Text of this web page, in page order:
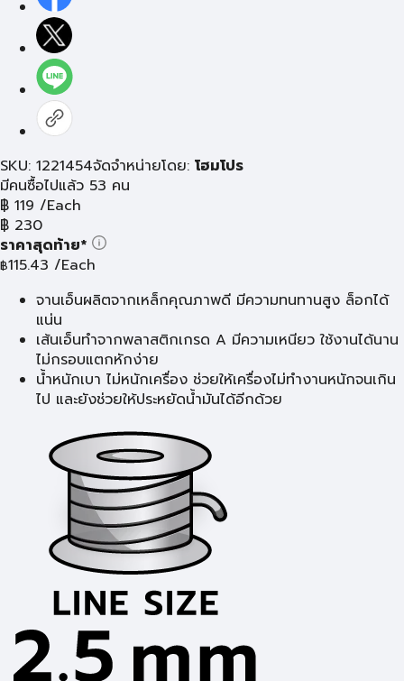
SKU: 1221454จัดจำหน่ายโดย: โฮมโปร
มีคนซื้อไปแล้ว 53 คน
฿ 119 /Each
฿ 230
ราคาสุดท้าย*
฿115.43 /Each
จานเอ็นผลิตจากเหล็กคุณภาพดี มีความทนทานสูง ล็อกได้
แน่น
เส้นเอ็นทำจากพลาสติกเกรด A มีความเหนียว ใช้งานได้นาน
ไม่กรอบแตกหักง่าย
น้ำหนักเบา ไม่หนักเครื่อง ช่วยให้เครื่องไม่ทำงานหนักจนเกิน
ไป และยังช่วยให้ประหยัดน้ำมันได้อีกด้วย